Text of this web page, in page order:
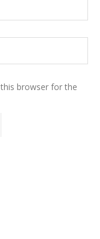
browser for the